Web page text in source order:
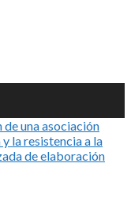
una asociación
la resistencia a la
de elaboración